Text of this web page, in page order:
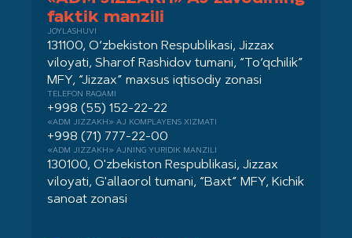
faktik manzili
JOYLASHUVI
131100, O‘zbekiston Respublikasi, Jizzax
viloyati, Sharof Rashidov tumani, “To‘qchilik”
MFY, “Jizzax” maxsus iqtisodiy zonasi
TELEFON RAQAMI
+998 (55) 152-22-22
«ADM JIZZAKH» AJ KOMPLAYENS XIZMATI
+998 (71) 777-22-00
«ADM JIZZAKH» AJNING YURIDIK MANZILI
130100, O'zbekiston Respublikasi, Jizzax
viloyati, G'allaorol tumani, “Baxt” MFY, Kichik
sanoat zonasi